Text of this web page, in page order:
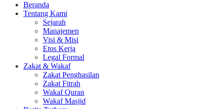
Beranda
Tentang Kami
Sejarah
Manajemen
Visi & Misi
Etos Kerja
Legal Formal
Zakat & Wakaf
Zakat Penghasilan
Zakat Fitrah
Wakaf Quran
Wakaf Masjid